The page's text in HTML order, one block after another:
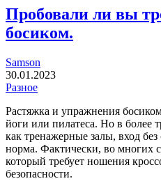
Пробовали ли вы
босиком.
Samson
30.01.2023
Разное
Растяжка и упражнения
йоги или пилатеса. Но в более
как тренажерные залы, вход без
норма. Фактически, во многих
который требует ношения
безопасности.